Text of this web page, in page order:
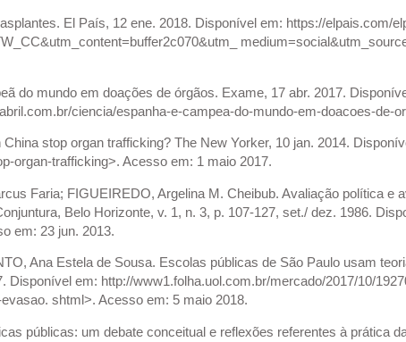
El País, 12 ene. 2018. Disponível em: https://elpais.com/
do mundo em doações de órgãos. Exame, 17 abr. 2017.
ciencia/espanha-e-campea-do-mundo-em-doacoes-de-
China stop organ trafficking? The New Yorker, 10 jan. 2014.
organ-trafficking>. Acesso em: 1 maio 2017.
Faria; FIGUEIREDO, Argelina M. Cheibub. Avaliação política e
Belo Horizonte, v. 1, n. 3, p. 107-127, set./ dez. 1986.
em: 23 jun. 2013.
Ana Estela de Sousa. Escolas públicas de São Paulo usam
Disponível em: http://www1.folha.uol.com.br/mercado/2017/10/
shtml>. Acesso em: 5 maio 2018.
públicas: um debate conceitual e reflexões referentes à prática